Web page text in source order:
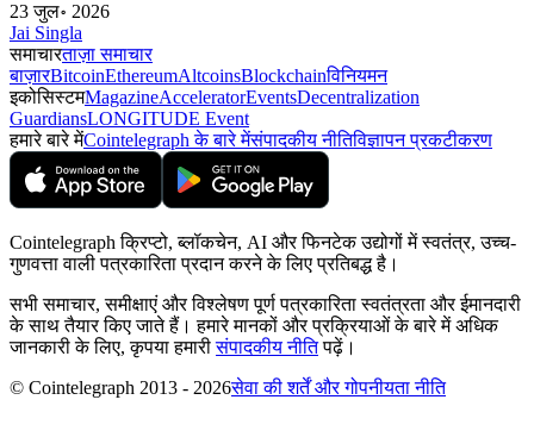
23 जुल॰ 2026
Jai Singla
समाचारताज़ा समाचार
बाज़ारBitcoinEthereumAltcoinsBlockchainविनियमन
इकोसिस्टमMagazineAcceleratorEventsDecentralization
GuardiansLONGITUDE Event
हमारे बारे मेंCointelegraph के बारे मेंसंपादकीय नीतिविज्ञापन प्रकटीकरण
Cointelegraph क्रिप्टो, ब्लॉकचेन, AI और फिनटेक उद्योगों में स्वतंत्र, उच्च-
गुणवत्ता वाली पत्रकारिता प्रदान करने के लिए प्रतिबद्ध है।
सभी समाचार, समीक्षाएं और विश्लेषण पूर्ण पत्रकारिता स्वतंत्रता और ईमानदारी
के साथ तैयार किए जाते हैं। हमारे मानकों और प्रक्रियाओं के बारे में अधिक
जानकारी के लिए, कृपया हमारीसंपादकीय नीतिपढ़ें।
© Cointelegraph 2013 - 2026सेवा की शर्तें और गोपनीयता नीति